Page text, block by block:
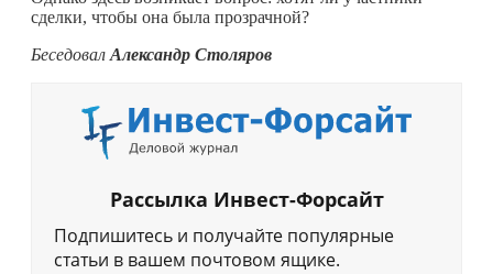
сделки, чтобы она была прозрачной?
Беседовал Александр Столяров
Рассылка Инвест-Форсайт
Подпишитесь и получайте популярные
статьи в вашем почтовом ящике.